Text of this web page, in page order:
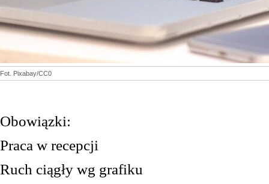
Fot. Pixabay/CC0
Obowiązki:
Praca w recepcji
Ruch ciągły wg grafiku